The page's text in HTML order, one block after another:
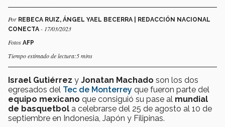
Por REBECA RUIZ, ÁNGEL YAEL BECERRA | REDACCIÓN NACIONAL
CONECTA - 17/03/2023
Fotos AFP
Tiempo estimado de lectura:5 mins
Israel Gutiérrez y Jonatan Machado son los dos
egresados del Tec de Monterrey que fueron parte del
equipo mexicano que consiguió su pase al mundial
de basquetbol a celebrarse del 25 de agosto al 10 de
septiembre en Indonesia, Japón y Filipinas.